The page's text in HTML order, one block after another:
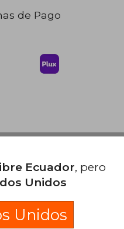
de Pago
Ecuador, pero
Unidos
Unidos